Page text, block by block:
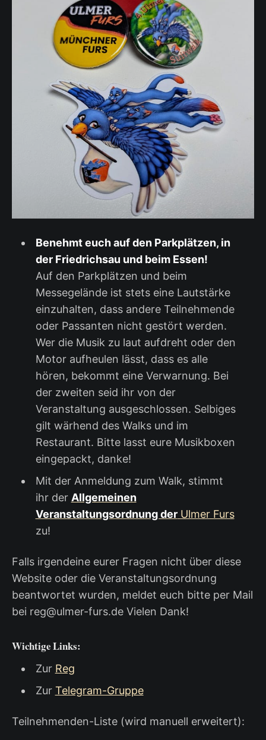
Benehmt euch auf den Parkplätzen, in
der Friedrichsau und beim Essen!
Auf den Parkplätzen und beim
Messegelände ist stets eine Lautstärke
einzuhalten, dass andere Teilnehmende
oder Passanten nicht gestört werden.
Wer die Musik zu laut aufdreht oder den
Motor aufheulen lässt, dass es alle
hören, bekommt eine Verwarnung. Bei
der zweiten seid ihr von der
Veranstaltung ausgeschlossen. Selbiges
gilt wärhend des Walks und im
Restaurant. Bitte lasst eure Musikboxen
eingepackt, danke!
Mit der Anmeldung zum Walk, stimmt
ihr der Allgemeinen
Veranstaltungsordnung derUlmer Furs
zu!
Falls irgendeine eurer Fragen nicht über diese
Website oder die Veranstaltungsordnung
beantwortet wurden, meldet euch bitte per Mail
bei reg@ulmer-furs.de Vielen Dank!
Wichtige Links:
Zur Reg
Zur Telegram-Gruppe
Teilnehmenden-Liste (wird manuell erweitert):